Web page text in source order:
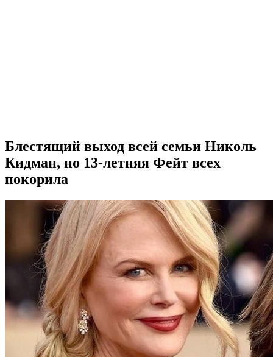
Блестящий выход всей семьи Николь
Кидман, но 13-летняя Фейт всех
покорила